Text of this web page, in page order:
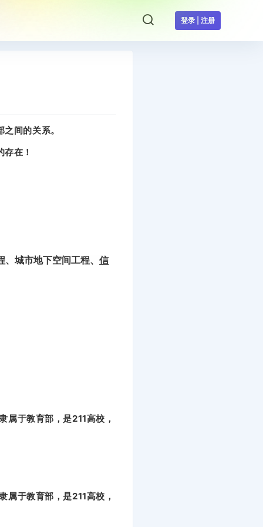
登录 | 注册
间的关系。
在！
、城市地下空间工程、信
于教育部，是211高校，
于教育部，是211高校，